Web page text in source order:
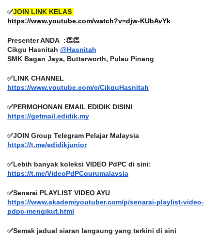
✅JOIN LINK KELAS
https://www.youtube.com/watch?v=djw-KUbAvYk
Presenter ANDA  :👏👏
Cikgu Hasnitah @Hasnitah
SMK Bagan Jaya, Butterworth, Pulau Pinang
✅LINK CHANNEL
https://www.youtube.com/c/CikguHasnitah
✅PERMOHONAN EMAIL EDIDIK DISINI
https://getmail.edidik.my
✅JOIN Group Telegram Pelajar Malaysia
https://t.me/edidikjunior
✅Lebih banyak koleksi VIDEO PdPC di sini:
https://t.me/VideoPdPCgurumalaysia
✅Senarai PLAYLIST VIDEO AYU
https://www.akademiyoutuber.com/p/senarai-playlist-video-
pdpc-mengikut.html
✅Semak jadual siaran langsung yang terkini di sini